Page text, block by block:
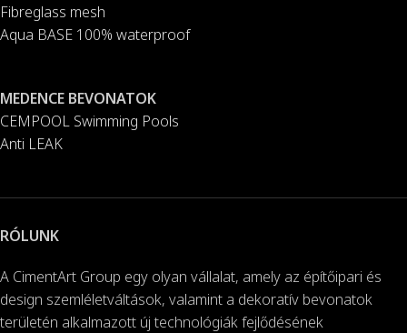
Fibreglass mesh
Aqua BASE 100% waterproof
MEDENCE BEVONATOK
CEMPOOL Swimming Pools
Anti LEAK
RÓLUNK
A CimentArt Group egy olyan vállalat, amely az építőipari és
design szemléletváltások, valamint a dekoratív bevonatok
területén alkalmazott új technológiák fejlődésének